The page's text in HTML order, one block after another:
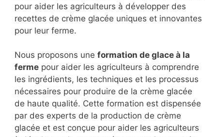
pour aider les agriculteurs à développer des
recettes de crème glacée uniques et innovantes
pour leur ferme.
Nous proposons une formation de glace à la
ferme pour aider les agriculteurs à comprendre
les ingrédients, les techniques et les processus
nécessaires pour produire de la crème glacée
de haute qualité. Cette formation est dispensée
par des experts de la production de crème
glacée et est conçue pour aider les agriculteurs